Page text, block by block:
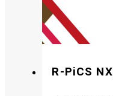
R-PiCS NX